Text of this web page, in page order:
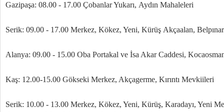
Gazipaşa: 08.00 - 17.00 Çobanlar Yukarı, Aydın Mahaleleri
Serik: 09.00 - 17.00 Merkez, Kökez, Yeni, Kürüş Akçaalan,
Alanya: 09.00 - 15.00 Oba Portakal ve İsa Akar Caddesi,
Kaş: 12.00-15.00 Gökseki Merkez, Akçagerme, Kırıntı Mevkiileri
Serik: 10.00 - 13.00 Merkez, Kökez, Yeni, Kürüş, Karadayı, Yeni